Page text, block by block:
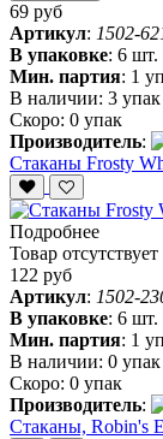
69 руб
Артикул: 1502-
В упаковке: 6 шт.
Мин. партия: 1
В наличии: 3 упак
Скоро: 0 упак
Производитель:
Стаканы Frosty
Подробнее
Товар отсутствует
122 руб
Артикул: 1502-
В упаковке: 6 шт.
Мин. партия: 1
В наличии: 0 упак
Скоро: 0 упак
Производитель:
Стаканы, Robin's